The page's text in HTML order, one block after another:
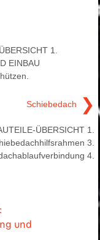
1.
EINBAU
Schiebedach ❯
ÜBERSICHT 1.
3.
4.
und